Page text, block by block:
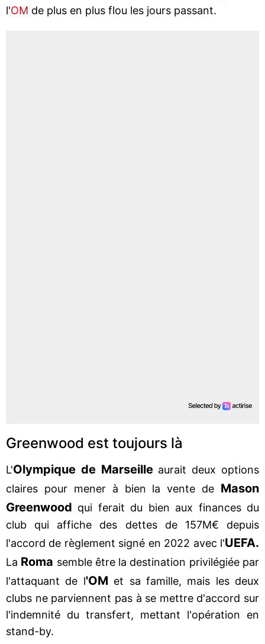
l'OM de plus en plus flou les jours passant.
Greenwood est toujours là
L'Olympique de Marseilleaurait deux options
claires pour mener à bien la vente de Mason
Greenwood qui ferait du bien aux finances du
club qui affiche des dettes de 157M€ depuis
l'accord de règlement signé en 2022 avec l'UEFA.
La Roma semble être la destination privilégiée par
l'attaquant de l'OM et sa famille, mais les deux
clubs ne parviennent pas à se mettre d'accord sur
l'indemnité du transfert, mettant l'opération en
stand-by.